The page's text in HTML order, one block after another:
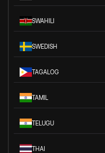
SWAHILI
SWEDISH
TAGALOG
TAMIL
TELUGU
THAI